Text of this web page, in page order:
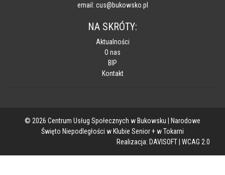
email: cus@bukowsko.pl
NA SKRÓTY:
Aktualności
O nas
BIP
Kontakt
© 2026 Centrum Usług Społecznych w Bukowsku | Narodowe
Święto Niepodległości w Klubie Senior + w Tokarni
Realizacja: DAVISOFT WCAG 2.0